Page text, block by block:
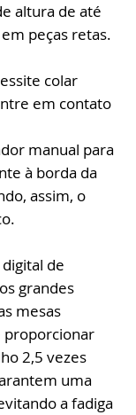
altura de até
peças retas.
colar
em contato
manual para
à borda da
assim, o
de
grandes
mesas
proporcionar
2,5 vezes
uma
a fadiga